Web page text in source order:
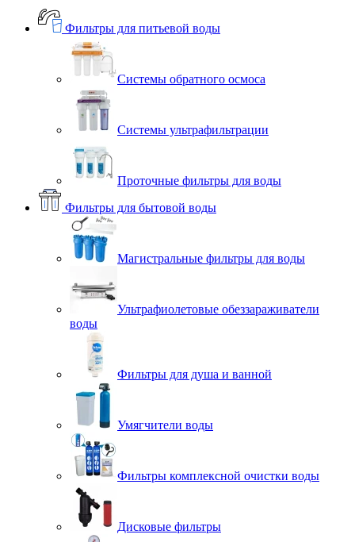
Фильтры для питьевой воды
Системы обратного осмоса
Системы ультрафильтрации
Проточные фильтры для воды
Фильтры для бытовой воды
Магистральные фильтры для воды
Ультрафиолетовые обеззараживатели
воды
Фильтры для душа и ванной
Умягчители воды
Фильтры комплексной очистки воды
Дисковые фильтры